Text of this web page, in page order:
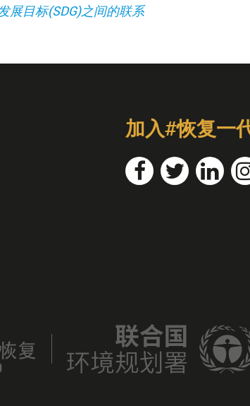
展目标(SDG)之间的联系
加入#恢复一